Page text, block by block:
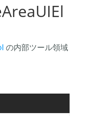
の内部ツール領域